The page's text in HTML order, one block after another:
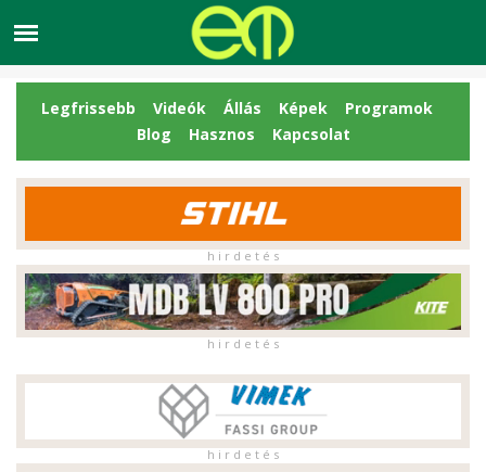
Legfrissebb Videók Állás Képek
Programok
Blog
Hasznos Kapcsolat
h i r d e t é s
h i r d e t é s
h i r d e t é s